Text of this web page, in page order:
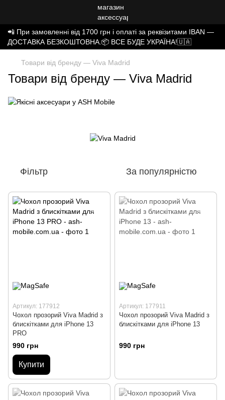
📲 При замовленні від 1700 грн і оплаті за реквізитами IBAN —
ДОСТАВКА БЕЗКОШТОВНА.📦 ВСЕ БУДЕ УКРАЇНА!🇺🇦
Товари від бренду — Viva Madrid
Товари від бренду — Viva Madrid
Фільтр За популярністю
Артикул: 177912
Чохол прозорий Viva Madrid з
блискітками для iPhone 13
PRO
990 грн
Купити
Артикул: 177911
Чохол прозорий Viva Madrid з
блискітками для iPhone 13
990 грн